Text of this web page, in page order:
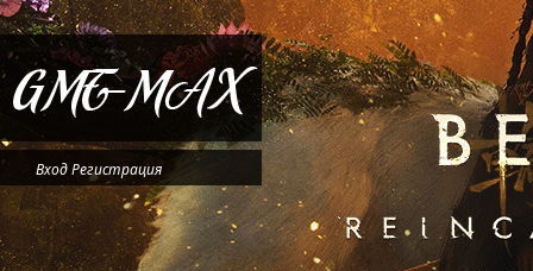
ВходРегистрация